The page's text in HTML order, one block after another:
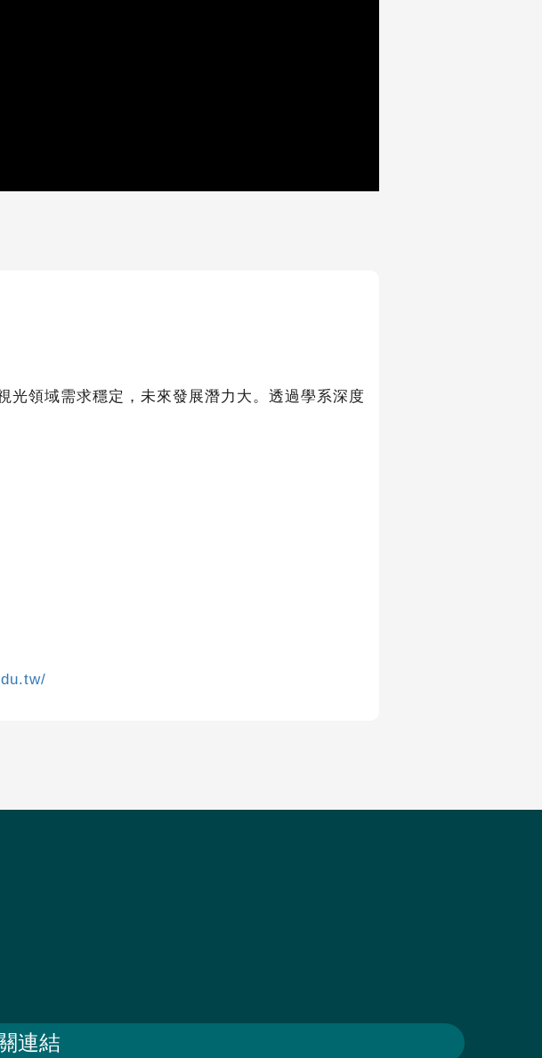
領域需求穩定，未來發展潛力大。透過學系深度
連結